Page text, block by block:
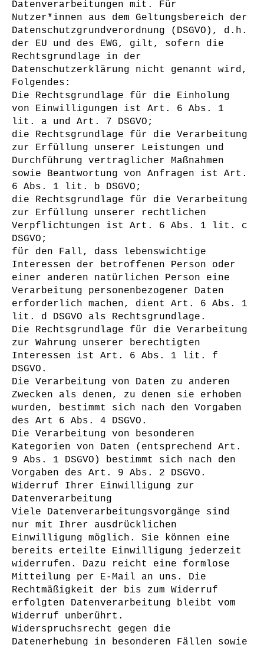
Datenverarbeitungen mit. Für
Nutzer*innen aus dem Geltungsbereich der
Datenschutzgrundverordnung (DSGVO), d.h.
der EU und des EWG, gilt, sofern die
Rechtsgrundlage in der
Datenschutzerklärung nicht genannt wird,
Folgendes:
Die Rechtsgrundlage für die Einholung
von Einwilligungen ist Art. 6 Abs. 1
lit. a und Art. 7 DSGVO;
die Rechtsgrundlage für die Verarbeitung
zur Erfüllung unserer Leistungen und
Durchführung vertraglicher Maßnahmen
sowie Beantwortung von Anfragen ist Art.
6 Abs. 1 lit. b DSGVO;
die Rechtsgrundlage für die Verarbeitung
zur Erfüllung unserer rechtlichen
Verpflichtungen ist Art. 6 Abs. 1 lit. c
DSGVO;
für den Fall, dass lebenswichtige
Interessen der betroffenen Person oder
einer anderen natürlichen Person eine
Verarbeitung personenbezogener Daten
erforderlich machen, dient Art. 6 Abs. 1
lit. d DSGVO als Rechtsgrundlage.
Die Rechtsgrundlage für die Verarbeitung
zur Wahrung unserer berechtigten
Interessen ist Art. 6 Abs. 1 lit. f
DSGVO.
Die Verarbeitung von Daten zu anderen
Zwecken als denen, zu denen sie erhoben
wurden, bestimmt sich nach den Vorgaben
des Art 6 Abs. 4 DSGVO.
Die Verarbeitung von besonderen
Kategorien von Daten (entsprechend Art.
9 Abs. 1 DSGVO) bestimmt sich nach den
Vorgaben des Art. 9 Abs. 2 DSGVO.
Widerruf Ihrer Einwilligung zur
Datenverarbeitung
Viele Datenverarbeitungsvorgänge sind
nur mit Ihrer ausdrücklichen
Einwilligung möglich. Sie können eine
bereits erteilte Einwilligung jederzeit
widerrufen. Dazu reicht eine formlose
Mitteilung per E-Mail an uns. Die
Rechtmäßigkeit der bis zum Widerruf
erfolgten Datenverarbeitung bleibt vom
Widerruf unberührt.
Widerspruchsrecht gegen die
Datenerhebung in besonderen Fällen sowie